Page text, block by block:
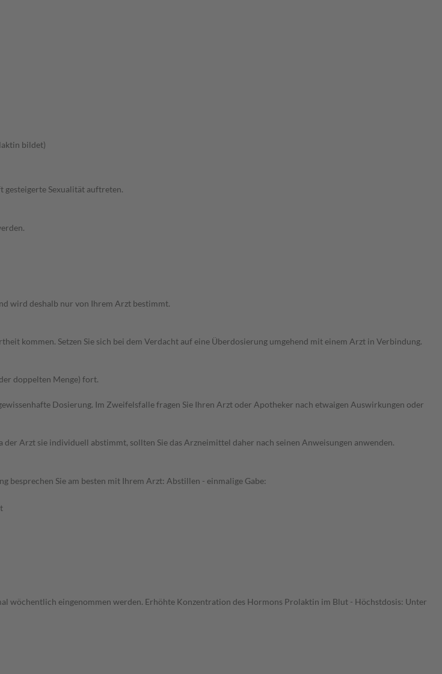
bildet)
gesteigerte Sexualität auftreten.
wird deshalb nur von Ihrem Arzt bestimmt.
kommen. Setzen Sie sich bei dem Verdacht auf eine Überdosierung umgehend mit einem Arzt in Verbindung.
doppelten Menge) fort.
Dosierung. Im Zweifelsfalle fragen Sie Ihren Arzt oder Apotheker nach etwaigen Auswirkungen oder
Arzt sie individuell abstimmt, sollten Sie das Arzneimittel daher nach seinen Anweisungen anwenden.
besprechen Sie am besten mit Ihrem Arzt: Abstillen - einmalige Gabe:
wöchentlich eingenommen werden. Erhöhte Konzentration des Hormons Prolaktin im Blut - Höchstdosis: Unter